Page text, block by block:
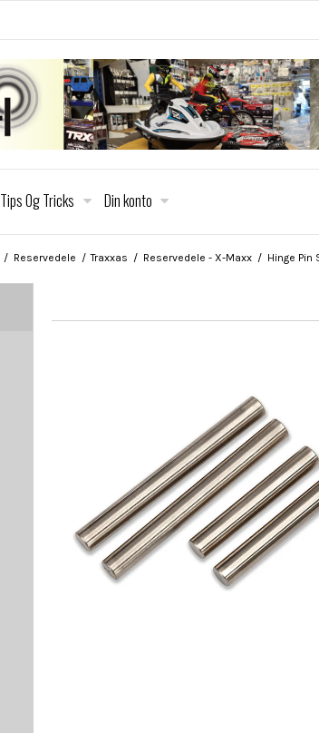
Tips Og Tricks Din konto
/ Reservedele / Traxxas / Reservedele - X-Maxx / Hinge Pin